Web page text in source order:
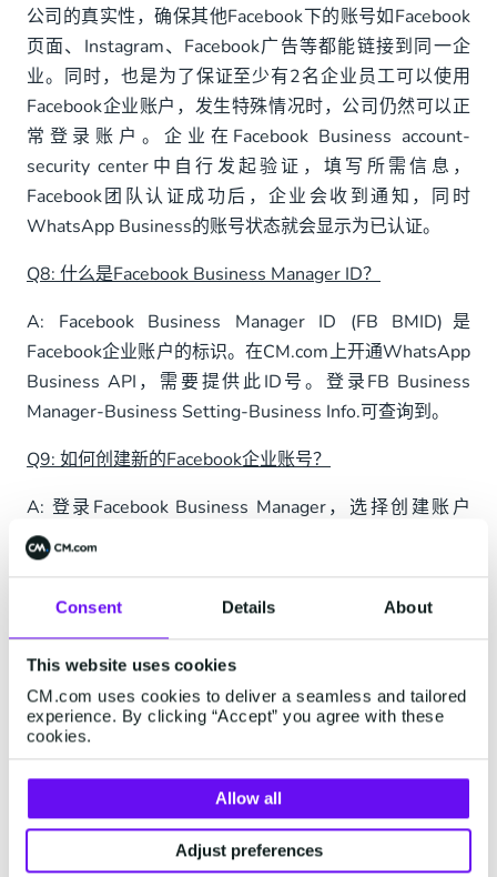
Consent Details About
This website uses cookies
CM.com uses cookies to deliver a seamless and tailored
experience. By clicking “Accept” you agree with these
cookies.
Allow all
Adjust preferences
公司的真实性，确保其他Facebook下的账号如Facebook
页面、Instagram、Facebook广告等都能链接到同一企
业。同时，也是为了保证至少有2名企业员工可以使用
Facebook企业账户，发生特殊情况时，公司仍然可以正
常登录账户。企业在Facebook Business account-
security center中自行发起验证，填写所需信息，
Facebook团队认证成功后，企业会收到通知，同时
WhatsApp Business的账号状态就会显示为已认证。
Q8: 什么是Facebook Business Manager ID？
A: Facebook Business Manager ID (FB BMID)是
Facebook企业账户的标识。在CM.com上开通WhatsApp
Business API，需要提供此ID号。登录FB Business
Manager-Business Setting-Business Info.可查询到。
Q9: 如何创建新的Facebook企业账号？
A: 登录Facebook Business Manager，选择创建账户
（create account）即可。如果企业希望创建某品牌或商
标的官方账号，需要确保使用正确的品牌或商标所有者
注册。
Q10: WhatsApp Business API是如何收费的？
A: 最终的收费主要有服务商收取的服务费用与Meta收取
的官方通信费用组成。其中官方的通信费用主要是根据
WhatsApp Business API四类不同会话类型进行分类定
价，具体可参见此篇文章：《重磅消息 | WhatsApp
Business 2023年价格调整》，或者可以联系我们，为您
提供一对一的咨询。